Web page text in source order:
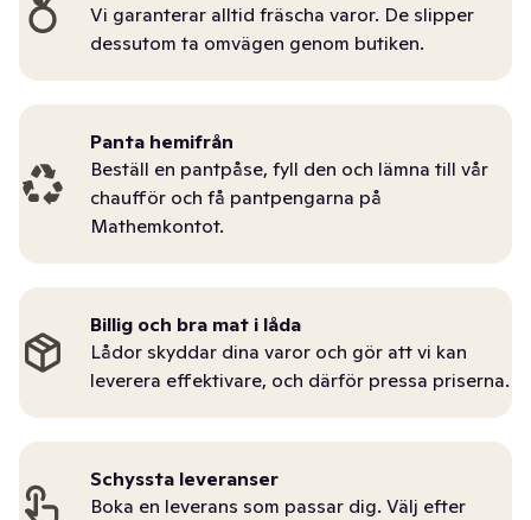
Vi garanterar alltid fräscha varor. De slipper
dessutom ta omvägen genom butiken.
Panta hemifrån
Beställ en pantpåse, fyll den och lämna till vår
chaufför och få pantpengarna på
Mathemkontot.
Billig och bra mat i låda
Lådor skyddar dina varor och gör att vi kan
leverera effektivare, och därför pressa priserna.
Schyssta leveranser
Boka en leverans som passar dig. Välj efter